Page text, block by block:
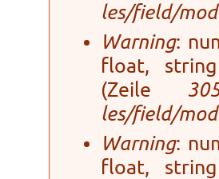
les/field/
Warning:
float,
(Zeile
les/field/
Warning:
float,